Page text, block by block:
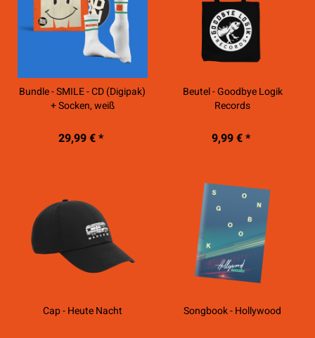
Bundle - SMILE - CD (Digipak)
+ Socken, weiß
29,99 € *
Beutel - Goodbye Logik
Records
9,99 € *
Cap - Heute Nacht Songbook - Hollywood